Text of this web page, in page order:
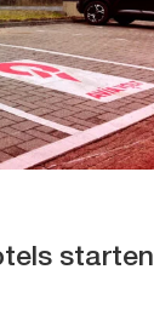
starten